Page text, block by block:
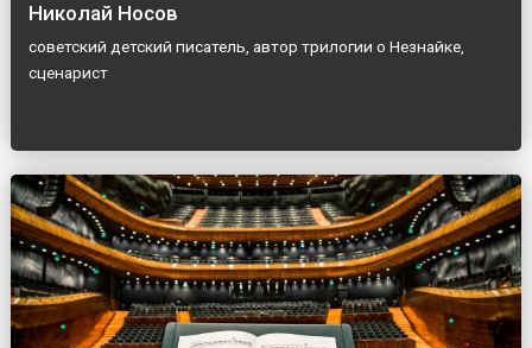
Николай Носов
советский детский писатель, автор трилогии о Незнайке,
сценарист